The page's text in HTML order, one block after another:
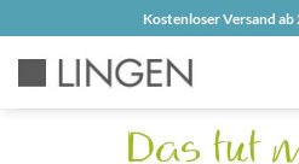
Inhalt
Kostenloser Versand